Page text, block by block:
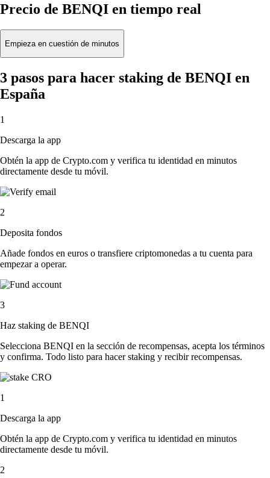
Precio de BENQI en tiempo real
Empieza en cuestión de minutos
3 pasos para hacer staking de BENQI en
España
1
Descarga la app
Obtén la app de Crypto.com y verifica tu identidad en minutos
directamente desde tu móvil.
2
Deposita fondos
Añade fondos en euros o transfiere criptomonedas a tu cuenta para
empezar a operar.
3
Haz staking de BENQI
Selecciona BENQI en la sección de recompensas, acepta los términos
y confirma. Todo listo para hacer staking y recibir recompensas.
1
Descarga la app
Obtén la app de Crypto.com y verifica tu identidad en minutos
directamente desde tu móvil.
2